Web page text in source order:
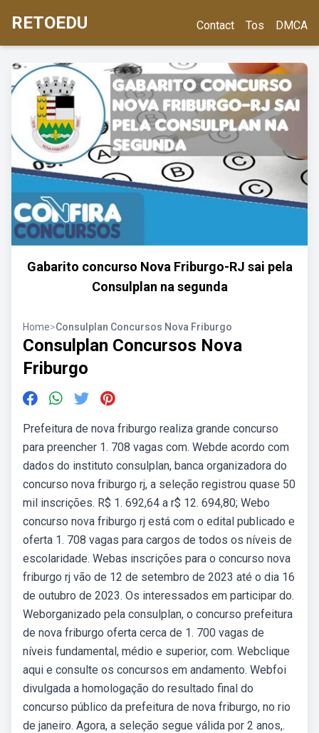
RETOEDU Contact Tos DMCA
Gabarito concurso Nova Friburgo-RJ sai pela
Consulplan na segunda
Home>Consulplan Concursos Nova Friburgo
Consulplan Concursos Nova
Friburgo
Prefeitura de nova friburgo realiza grande concurso
para preencher 1. 708 vagas com. Webde acordo com
dados do instituto consulplan, banca organizadora do
concurso nova friburgo rj, a seleção registrou quase 50
mil inscrições. R$ 1. 692,64 a r$ 12. 694,80; Webo
concurso nova friburgo rj está com o edital publicado e
oferta 1. 708 vagas para cargos de todos os níveis de
escolaridade. Webas inscrições para o concurso nova
friburgo rj vão de 12 de setembro de 2023 até o dia 16
de outubro de 2023. Os interessados em participar do.
Weborganizado pela consulplan, o concurso prefeitura
de nova friburgo oferta cerca de 1. 700 vagas de
níveis fundamental, médio e superior, com. Webclique
aqui e consulte os concursos em andamento. Webfoi
divulgada a homologação do resultado final do
concurso público da prefeitura de nova friburgo, no rio
de janeiro. Agora, a seleção segue válida por 2 anos,.